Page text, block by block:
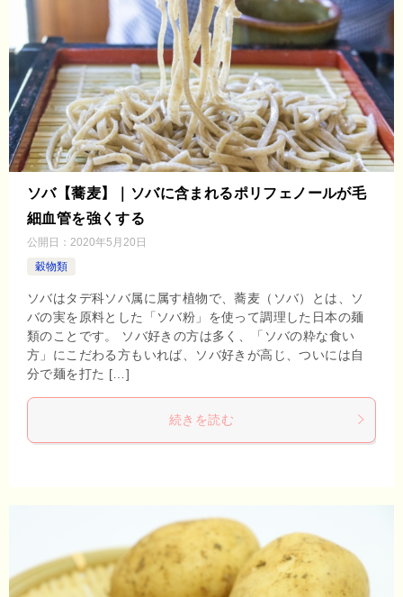
ソバ【蕎麦】｜ソバに含まれるポリフェノールが毛
細血管を強くする
公開日： 2020年5月20日
穀物類
ソバはタデ科ソバ属に属す植物で、蕎麦（ソバ）とは、ソ
バの実を原料とした「ソバ粉」を使って調理した日本の麺
類のことです。 ソバ好きの方は多く、「ソバの粋な食い
方」にこだわる方もいれば、ソバ好きが高じ、ついには自
分で麺を打た […]
続きを読む